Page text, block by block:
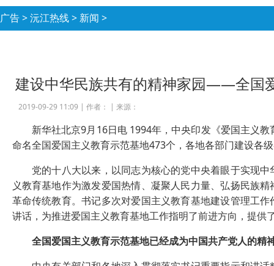
广告>沅江热线> 新闻 >
建设中华民族共有的精神家园——全国
2019-09-29 11:09 | 作者： | 来源：
新华社北京9月16日电 1994年，中央印发《爱国主义教
命名全国爱国主义教育示范基地473个，各地各部门建设各
党的十八大以来，以同志为核心的党中央着眼于实现中
义教育基地作为激发爱国热情、凝聚人民力量、弘扬民族
革命传统教育。书记多次对爱国主义教育基地建设管理工
讲话，为推进爱国主义教育基地工作指明了前进方向，提供
全国爱国主义教育示范基地已经成为中国共产党人的